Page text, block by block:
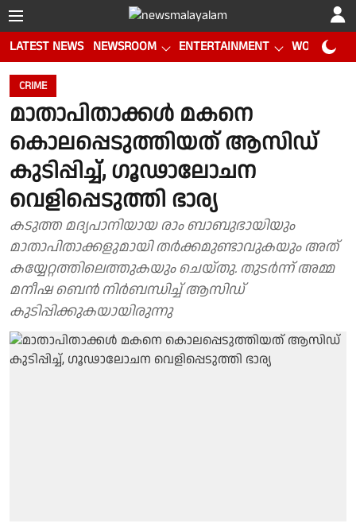
LATEST NEWS NEWSROOM ENTERTAINMENT WORLD CUP
CRIME
മാതാപിതാക്കൾ മകനെ
കൊലപ്പെടുത്തിയത് ആസിഡ്
കുടിപ്പിച്ച്, ഗൂഢാലോചന
വെളിപ്പെടുത്തി ഭാര്യ
കടുത്ത മദ്യപാനിയായ രാം ബാബുഭായിയും
മാതാപിതാക്കളുമായി തർക്കമുണ്ടാവുകയും അത്
കയ്യേറ്റത്തിലെത്തുകയും ചെയ്തു. തുടർന്ന് അമ്മ
മനീഷ ബെൻ നിർബന്ധിച്ച് ആസിഡ്
കുടിപ്പിക്കുകയായിരുന്നു